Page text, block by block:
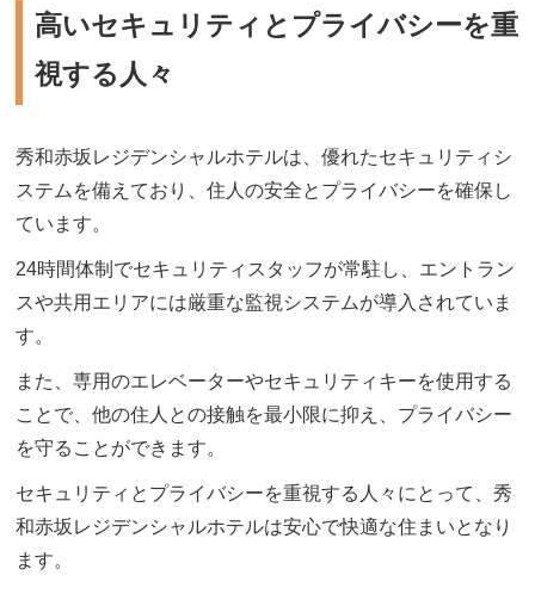
高いセキュリティとプライバシーを重
視する人々
秀和赤坂レジデンシャルホテルは、優れたセキュリティシ
ステムを備えており、住人の安全とプライバシーを確保し
ています。
24時間体制でセキュリティスタッフが常駐し、エントラン
スや共用エリアには厳重な監視システムが導入されていま
す。
また、専用のエレベーターやセキュリティキーを使用する
ことで、他の住人との接触を最小限に抑え、プライバシー
を守ることができます。
セキュリティとプライバシーを重視する人々にとって、秀
和赤坂レジデンシャルホテルは安心で快適な住まいとなり
ます。